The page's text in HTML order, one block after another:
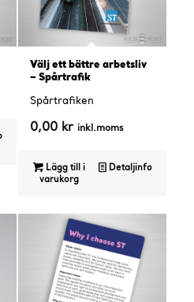
Välj ett bättre arbetsliv
– Spårtrafik
Spårtrafiken
0,00 kr inkl.moms
Lägg till i
varukorg
Detaljinfo